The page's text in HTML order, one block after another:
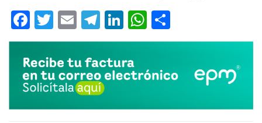
Facebook
Twitter
EmailTelegram
LinkedIn
WhatsApp